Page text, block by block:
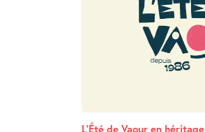
L’Été de Vaour en héritage